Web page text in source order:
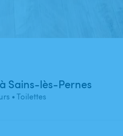
Sains-lès-Pernes
• Toilettes